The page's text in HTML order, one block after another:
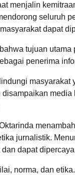
menjalin
seluruh
dapat
tujuan
penerima
disampaikan
jurnalistik.
dapat
norma, dan